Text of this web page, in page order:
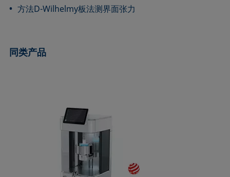
DIN EN14370-04
OECD 115-95
方法D-Wilhelmy板法测界面张力
同类产品